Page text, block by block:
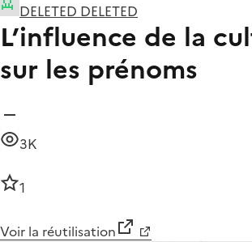
DELETED DELETED
L’influence de la
sur les prénoms
3K
1
Voir la réutilisation